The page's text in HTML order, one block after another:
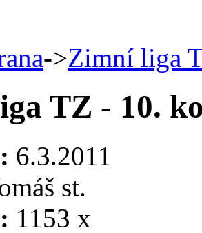
->Zimní liga
TZ - 10.
6.3.2011
st.
1153 x